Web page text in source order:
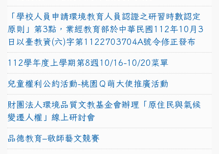
「學校人員申請環境教育人員認證之研習時數認定
原則」第3點，業經教育部於中華民國112年10月3
日以臺教資(六)字第1122703704A號令修正發布
112學年度上學期第8週10/16-10/20菜單
兒童權利公約活動-桃園Ｑ萌大使推廣活動
財團法人環境品質文教基金會辦理「原住民與氣候
變遷人權」線上研討會
品德教育–敬師藝文競賽